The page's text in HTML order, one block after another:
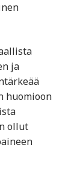
ja
huomioon
ollut